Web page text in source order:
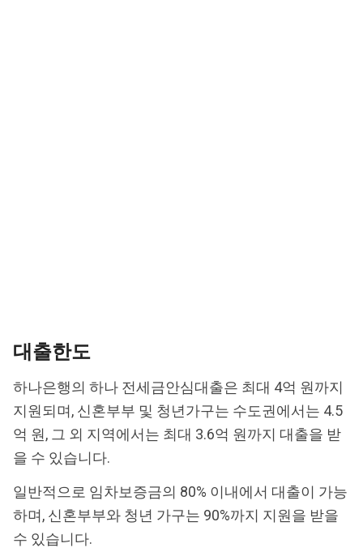
대출한도
하나은행의 하나 전세금안심대출은 최대 4억 원까지
지원되며, 신혼부부 및 청년가구는 수도권에서는 4.5
억 원, 그 외 지역에서는 최대 3.6억 원까지 대출을 받
을 수 있습니다.
일반적으로 임차보증금의 80% 이내에서 대출이 가능
하며, 신혼부부와 청년 가구는 90%까지 지원을 받을
수 있습니다.